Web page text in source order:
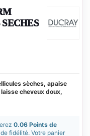
sèches, apaise
cheveux doux,
0.06 Points de
fidélité. Votre panier